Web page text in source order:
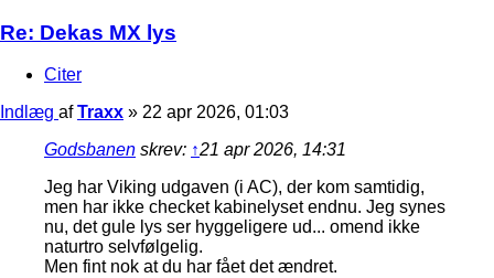
Re: Dekas MX lys
Citer
Indlæg afTraxx » 22 apr 2026, 01:03
Godsbanen skrev: ↑21 apr 2026, 14:31
Jeg har Viking udgaven (i AC), der kom samtidig,
men har ikke checket kabinelyset endnu. Jeg synes
nu, det gule lys ser hyggeligere ud... omend ikke
naturtro selvfølgelig.
Men fint nok at du har fået det ændret.